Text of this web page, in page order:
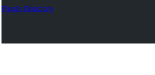
Plugin Directory